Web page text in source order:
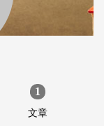
1
文章